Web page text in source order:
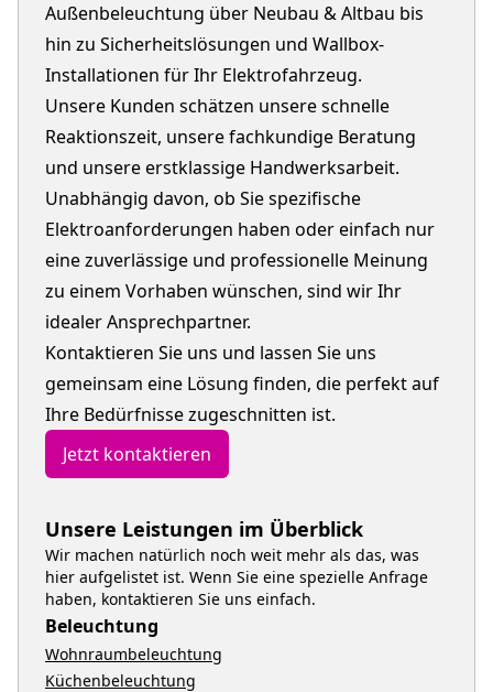
Außenbeleuchtung über Neubau & Altbau bis
hin zu Sicherheitslösungen und Wallbox-
Installationen für Ihr Elektrofahrzeug.
Unsere Kunden schätzen unsere schnelle
Reaktionszeit, unsere fachkundige Beratung
und unsere erstklassige Handwerksarbeit.
Unabhängig davon, ob Sie spezifische
Elektroanforderungen haben oder einfach nur
eine zuverlässige und professionelle Meinung
zu einem Vorhaben wünschen, sind wir Ihr
idealer Ansprechpartner.
Kontaktieren Sie uns und lassen Sie uns
gemeinsam eine Lösung finden, die perfekt auf
Ihre Bedürfnisse zugeschnitten ist.
Jetzt kontaktieren
Unsere Leistungen im Überblick
Wir machen natürlich noch weit mehr als das, was
hier aufgelistet ist. Wenn Sie eine spezielle Anfrage
haben, kontaktieren Sie uns einfach.
Beleuchtung
Wohnraumbeleuchtung
Küchenbeleuchtung